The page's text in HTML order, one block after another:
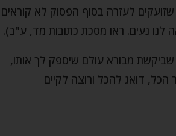
לעזרה בסוף הפסוק לא קוראים
לנו נעים. ראו מסכת כתובות מד, ע"ב).
מבורא עולם שיספק לך אותו,
דואג להכל ורוצה לקיים